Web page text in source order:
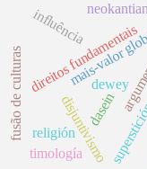
mais-valor
disjuntivismo
religión
dewey
direitos fundamentais
influência
dasein
fusão de culturas
timología